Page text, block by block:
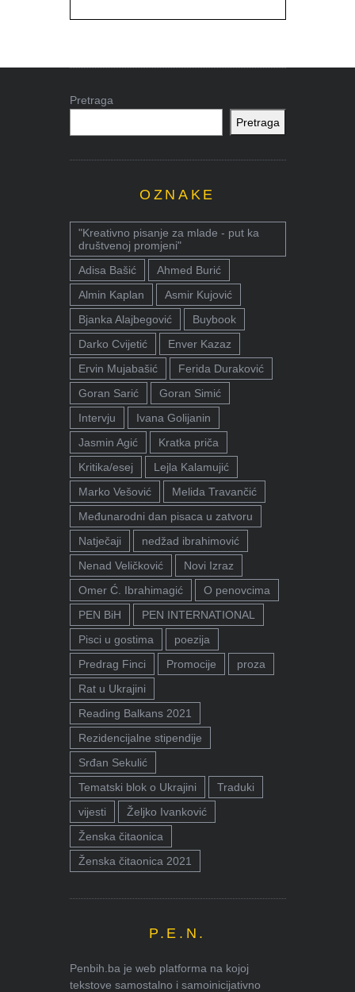
Pretraga
Pretraga
OZNAKE
"Kreativno pisanje za mlade - put ka
društvenoj promjeni"
Adisa Bašić
Ahmed Burić
Almin Kaplan
Asmir Kujović
Bjanka Alajbegović
Buybook
Darko Cvijetić
Enver Kazaz
Ervin Mujabašić
Ferida Duraković
Goran Sarić
Goran Simić
Intervju
Ivana Golijanin
Jasmin Agić
Kratka priča
Kritika/esej
Lejla Kalamujić
Marko Vešović
Melida Travančić
Međunarodni dan pisaca u zatvoru
Natječaji
nedžad ibrahimović
Nenad Veličković
Novi Izraz
Omer Ć. Ibrahimagić
O penovcima
PEN BiH
PEN INTERNATIONAL
Pisci u gostima
poezija
Predrag Finci
Promocije
proza
Rat u Ukrajini
Reading Balkans 2021
Rezidencijalne stipendije
Srđan Sekulić
Tematski blok o Ukrajini
Traduki
vijesti
Željko Ivanković
Ženska čitaonica
Ženska čitaonica 2021
P.E.N.
Penbih.ba je web platforma na kojoj
tekstove samostalno i samoinicijativno